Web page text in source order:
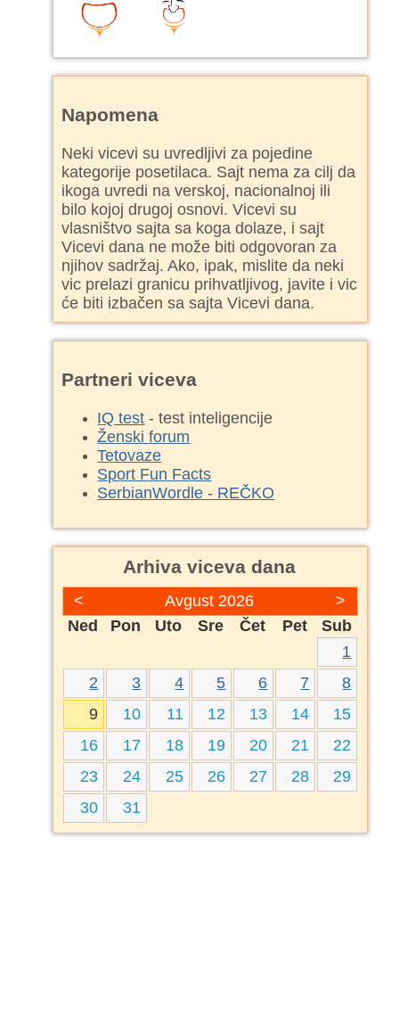
Napomena
Neki vicevi su uvredljivi za pojedine
kategorije posetilaca. Sajt nema za cilj da
ikoga uvredi na verskoj, nacionalnoj ili
bilo kojoj drugoj osnovi. Vicevi su
vlasništvo sajta sa koga dolaze, i sajt
Vicevi dana ne može biti odgovoran za
njihov sadržaj. Ako, ipak, mislite da neki
vic prelazi granicu prihvatljivog, javite i vic
će biti izbačen sa sajta Vicevi dana.
Partneri viceva
IQ test - test inteligencije
Ženski forum
Tetovaze
Sport Fun Facts
SerbianWordle - REČKO
Arhiva viceva dana
< >
Avgust 2026
Ned
Pon Uto Sre Čet Pet
Sub
1
2
3 4 5 6 7
8
9
10 11 12 13 14
15
16
17 18 19 20 21
22
23
24 25 26 27 28
29
30
31